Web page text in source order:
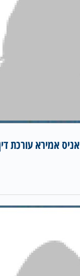
אניס אמירא עורכת